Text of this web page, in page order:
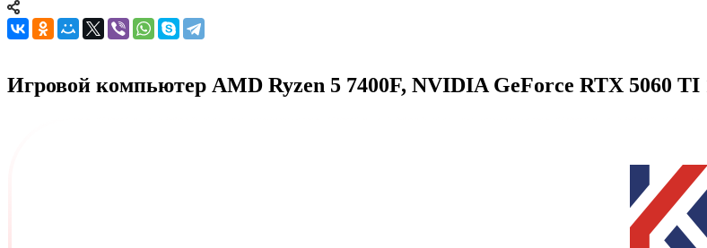
Игровой компьютер AMD Ryzen 5 7400F, NVIDIA GeForce RTX 5060 TI